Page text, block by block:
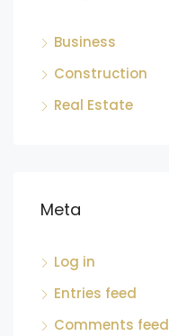
Business
Construction
Real Estate
Meta
Log in
Entries feed
Comments feed